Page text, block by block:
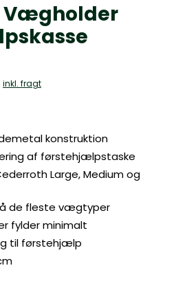
Vægholder
inkl. fragt
konstruktion
af førstehjælpstaske
Large, Medium og
de fleste vægtyper
fylder minimalt
til førstehjælp